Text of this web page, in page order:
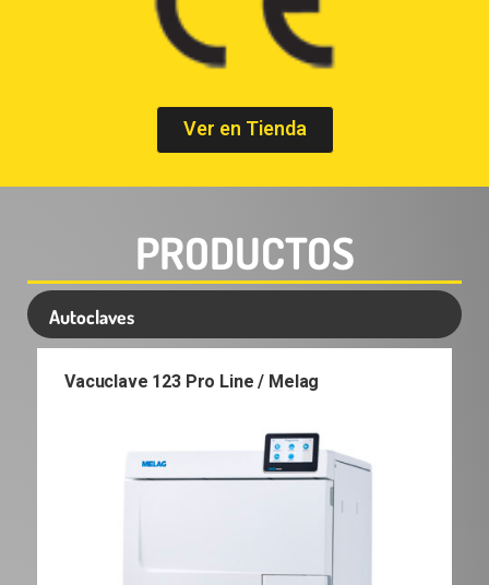
Ver en Tienda
PRODUCTOS
Autoclaves
Vacuclave 123 Pro Line / Melag